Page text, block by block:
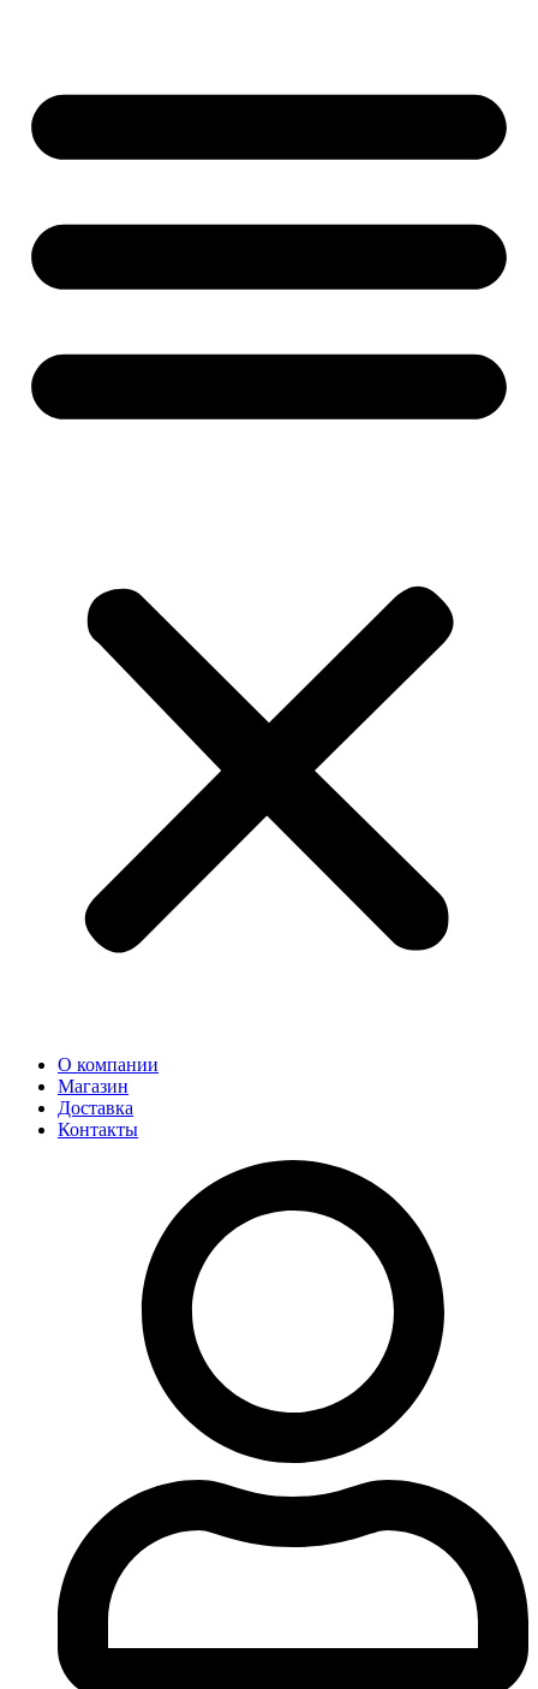
О компании
Магазин
Доставка
Контакты